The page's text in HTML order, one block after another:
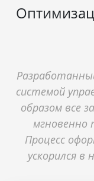
системой
образом все
мгновенно
Процесс
ускорился в